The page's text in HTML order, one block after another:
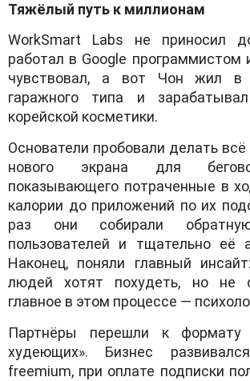
Тяжёлый путь к миллионам
WorkSmart Labs не приносил
работал в Google программистом
чувствовал, а вот Чон жил в
гаражного типа и
корейской косметики.
Основатели пробовали делать
нового экрана для
показывающего потраченные в
калории до приложений по их
раз они собирали
пользователей и тщательно её
Наконец, поняли главный
людей хотят похудеть, но не
главное в этом процессе —
Партнёры перешли к формату
худеющих». Бизнес
freemium, при оплате подписки